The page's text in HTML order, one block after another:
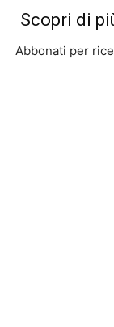
Scopri di
Abbonati per